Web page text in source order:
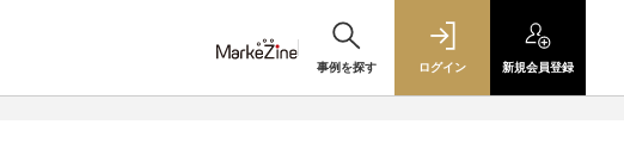
事例を探す ログイン 新規会員登録